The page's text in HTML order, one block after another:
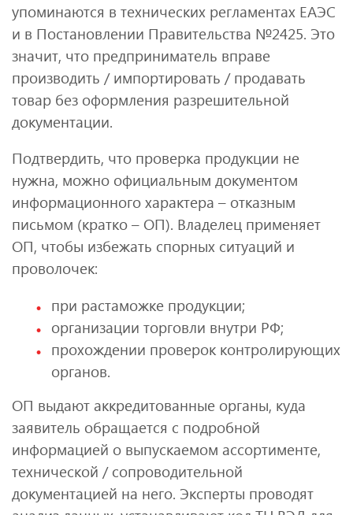
упоминаются в технических регламентах ЕАЭС
и в Постановлении Правительства №2425. Это
значит, что предприниматель вправе
производить / импортировать / продавать
товар без оформления разрешительной
документации.
Подтвердить, что проверка продукции не
нужна, можно официальным документом
информационного характера – отказным
письмом (кратко – ОП). Владелец применяет
ОП, чтобы избежать спорных ситуаций и
проволочек:
при растаможке продукции;
организации торговли внутри РФ;
прохождении проверок контролирующих
органов.
ОП выдают аккредитованные органы, куда
заявитель обращается с подробной
информацией о выпускаемом ассортименте,
технической / сопроводительной
документацией на него. Эксперты проводят